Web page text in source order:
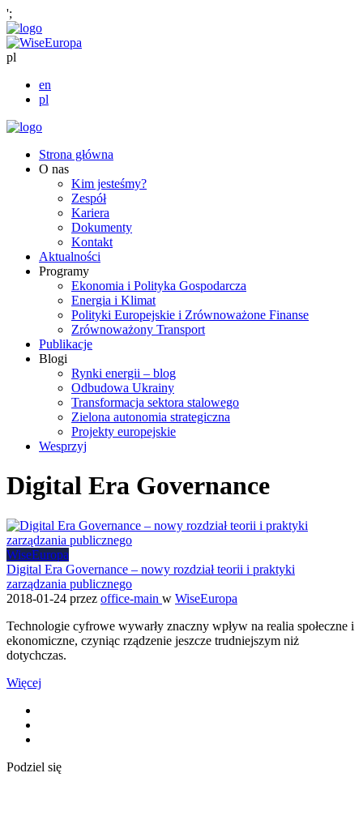
';
pl
en
pl
Strona główna
O nas
Kim jesteśmy?
Zespół
Kariera
Dokumenty
Kontakt
Aktualności
Programy
Ekonomia i Polityka Gospodarcza
Energia i Klimat
Polityki Europejskie i Zrównoważone Finanse
Zrównoważony Transport
Publikacje
Blogi
Rynki energii – blog
Odbudowa Ukrainy
Transformacja sektora stalowego
Zielona autonomia strategiczna
Projekty europejskie
Wesprzyj
Digital Era Governance
WiseEuropa
Digital Era Governance – nowy rozdział teorii i praktyki
zarządzania publicznego
2018-01-24 przez office-main w WiseEuropa
Technologie cyfrowe wywarły znaczny wpływ na realia społeczne i
ekonomiczne, czyniąc rządzenie jeszcze trudniejszym niż
dotychczas.
Więcej
Podziel się